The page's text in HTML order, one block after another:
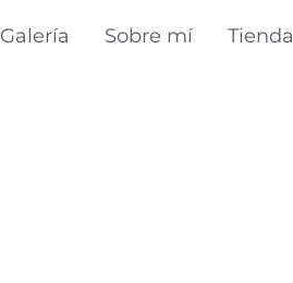
Galería Sobre mí Tienda